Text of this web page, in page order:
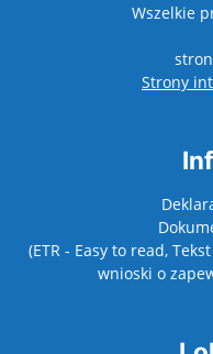
Wszelkie
Strony
(ETR - Easy to read,
wnioski o